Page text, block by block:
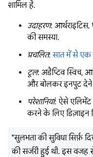
शामिल है.
उदाहरण: आर्थराइटिस,
की समस्या.
प्रचलित:सात में से एक
टूल: अडैप्टिव स्विच,
और बोलकर इनपुट देने
परेशानियां: ऐसे एलिमेंट
करने के लिए डिज़ाइन
"सुलभता की सुविधा सिर्फ़
की सर्जरी हुई थी. इस वजह